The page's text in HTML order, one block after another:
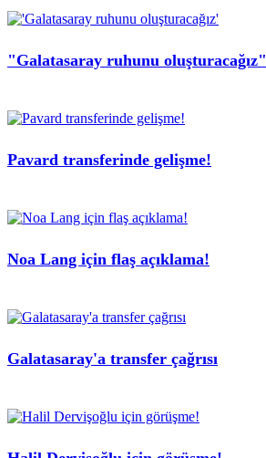
"Galatasaray ruhunu oluşturacağız"
Pavard transferinde gelişme!
Noa Lang için flaş açıklama!
Galatasaray'a transfer çağrısı